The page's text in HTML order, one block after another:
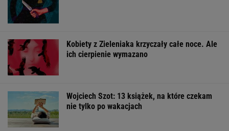
Kobiety z Zieleniaka krzyczały całe noce. Ale
ich cierpienie wymazano
Wojciech Szot: 13 książek, na które czekam
nie tylko po wakacjach